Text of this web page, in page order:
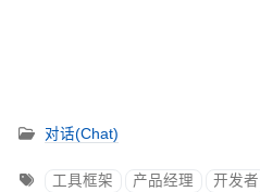
对话(Chat)
工具框架 产品经理 开发者